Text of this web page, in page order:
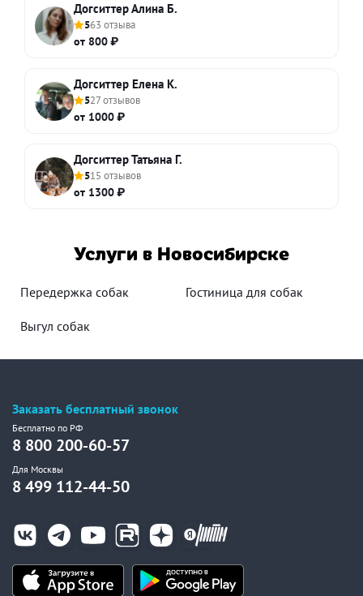
Догситтер Алина Б.
563 отзыва
от 800 ₽
Догситтер Елена К.
527 отзывов
от 1000 ₽
Догситтер Татьяна Г.
515 отзывов
от 1300 ₽
Услуги в Новосибирске
Передержка собак Гостиница для собак
Выгул собак
Заказать бесплатный звонок
Бесплатно по РФ
8 800 200-60-57
Для Москвы
8 499 112-44-50